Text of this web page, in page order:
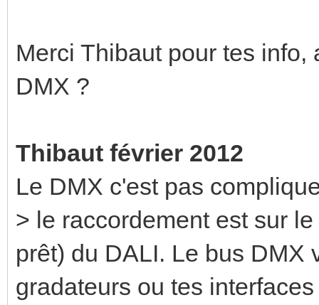
Merci Thibaut pour tes
DMX ?
Thibaut février 2012
Le DMX c'est pas
> le raccordement est sur
prêt) du DALI. Le bus DMX
gradateurs ou tes